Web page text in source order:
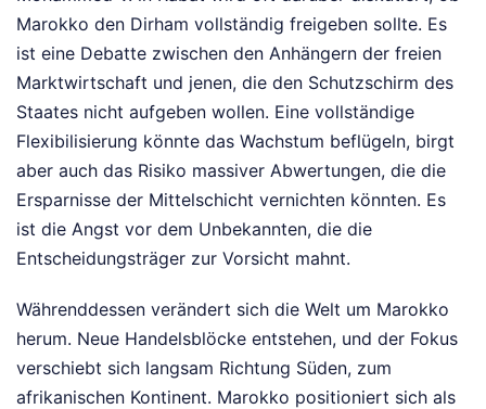
Marokko den Dirham vollständig freigeben sollte. Es
ist eine Debatte zwischen den Anhängern der freien
Marktwirtschaft und jenen, die den Schutzschirm des
Staates nicht aufgeben wollen. Eine vollständige
Flexibilisierung könnte das Wachstum beflügeln, birgt
aber auch das Risiko massiver Abwertungen, die die
Ersparnisse der Mittelschicht vernichten könnten. Es
ist die Angst vor dem Unbekannten, die die
Entscheidungsträger zur Vorsicht mahnt.
Währenddessen verändert sich die Welt um Marokko
herum. Neue Handelsblöcke entstehen, und der Fokus
verschiebt sich langsam Richtung Süden, zum
afrikanischen Kontinent. Marokko positioniert sich als